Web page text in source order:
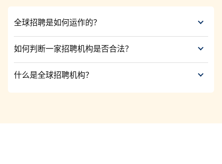
全球招聘是如何运作的？
全球招聘是指跨越国际边界进行人才的寻找、筛选
和雇佣。全球招聘公司借助本地专业知识、合规审
如何判断一家招聘机构是否合法？
合法的招聘机构应有注册资质、客户评价透明、合
同清晰、沟通顺畅。值得信赖的全球招聘服务还应
什么是全球招聘机构？